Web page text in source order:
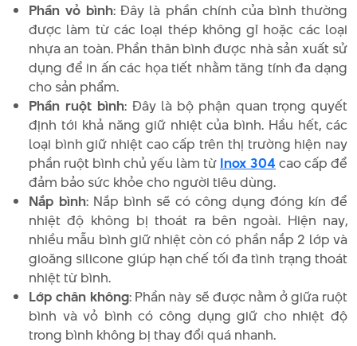
Phần vỏ bình: Đây là phần chính của bình thường
được làm từ các loại thép không gỉ hoặc các loại
nhựa an toàn. Phần thân bình được nhà sản xuất sử
dụng để in ấn các họa tiết nhằm tăng tính đa dạng
cho sản phẩm.
Phần ruột bình: Đây là bộ phận quan trọng quyết
định tới khả năng giữ nhiệt của bình. Hầu hết, các
loại bình giữ nhiệt cao cấp trên thị trường hiện nay
phần ruột bình chủ yếu làm từ Inox 304 cao cấp để
đảm bảo sức khỏe cho người tiêu dùng.
Nắp bình: Nắp bình sẽ có công dụng đóng kín để
nhiệt độ không bị thoát ra bên ngoài. Hiện nay,
nhiều mẫu bình giữ nhiệt còn có phần nắp 2 lớp và
gioăng silicone giúp hạn chế tối đa tình trạng thoát
nhiệt từ bình.
Lớp chân không: Phần này sẽ được nằm ở giữa ruột
bình và vỏ bình có công dụng giữ cho nhiệt độ
trong bình không bị thay đổi quá nhanh.